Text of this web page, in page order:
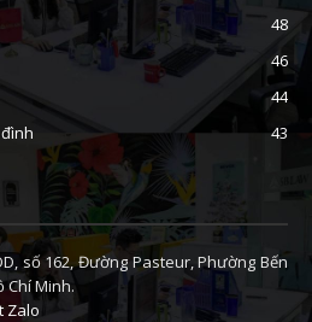
48
46
44
43
số 162, Đường Pasteur, Phường Bến
Chí Minh.
Zalo